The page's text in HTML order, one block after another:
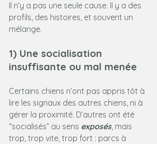
Il n’y a pas une seule cause. Il y a des
profils, des histoires, et souvent un
mélange.
1) Une socialisation
insuffisante ou mal menée
Certains chiens n’ont pas appris tôt à
lire les signaux des autres chiens, ni à
gérer la proximité. D’autres ont été
“socialisés” au sens exposés, mais
trop, trop vite, trop fort : parcs à